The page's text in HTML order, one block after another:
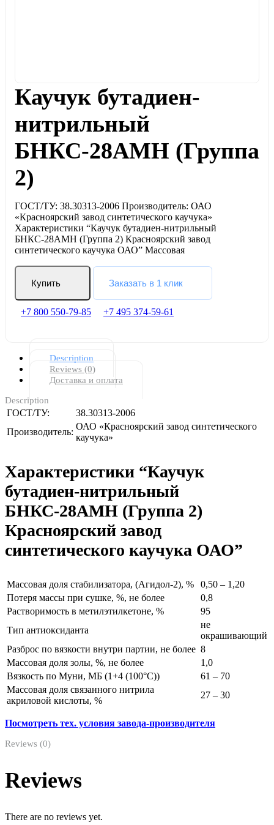
Каучук бутадиен-
нитрильный
БНКС-28АМН (Группа
2)
ГОСТ/ТУ: 38.30313-2006 Производитель: ОАО
«Красноярский завод синтетического каучука»
Характеристики “Каучук бутадиен-нитрильный
БНКС-28АМН (Группа 2) Красноярский завод
синтетического каучука ОАО” Массовая
Купить Заказать в 1 клик
+7 800 550-79-85 +7 495 374-59-61
Description
Reviews (0)
Доставка и оплата
Description
ГОСТ/ТУ:
38.30313-2006
Производитель:
ОАО «Красноярский завод синтетического
каучука»
Характеристики “Каучук
бутадиен-нитрильный
БНКС-28АМН (Группа 2)
Красноярский завод
синтетического каучука ОАО”
Массовая доля стабилизатора, (Агидол-2), %
0,50 – 1,20
Потеря массы при сушке, %, не более
0,8
Растворимость в метилэтилкетоне, %
95
Тип антиоксиданта
не
окрашивающий
Разброс по вязкости внутри партии, не более 8
Массовая доля золы, %, не более
1,0
Вязкость по Муни, МБ (1+4 (100°С))
61 – 70
Массовая доля связанного нитрила
акриловой кислоты, %
27 – 30
Посмотреть тех. условия завода-производителя
Reviews (0)
Reviews
There are no reviews yet.